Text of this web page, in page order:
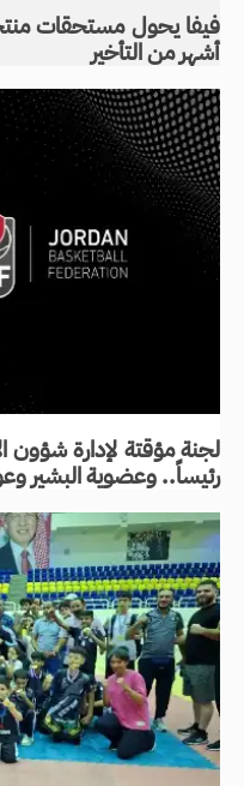
أشهر من التأخير
لجنة مؤقتة لإدارة شؤون
رئيساً.. وعضوية البشير